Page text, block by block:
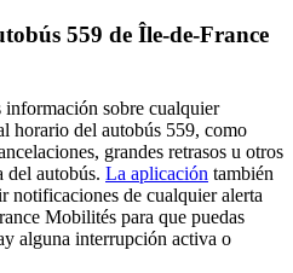
559 de Île-de-France
información sobre cualquier
horario del autobús 559, como
grandes retrasos u otros
del autobús. La aplicación también
notificaciones de cualquier alerta
Mobilités para que puedas
alguna interrupción activa o